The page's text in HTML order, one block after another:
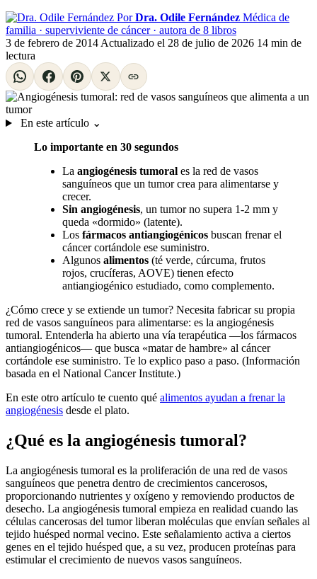
Por Dra. Odile Fernández Médica de
familia · superviviente de cáncer · autora de 8 libros
3 de febrero de 2014 Actualizado el 28 de julio de 2026 14 min de
lectura
En este artículo ⌄
Lo importante en 30 segundos
La angiogénesis tumoral es la red de vasos
sanguíneos que un tumor crea para alimentarse y
crecer.
Sin angiogénesis, un tumor no supera 1-2 mm y
queda «dormido» (latente).
Los fármacos antiangiogénicos buscan frenar el
cáncer cortándole ese suministro.
Algunos alimentos (té verde, cúrcuma, frutos
rojos, crucíferas, AOVE) tienen efecto
antiangiogénico estudiado, como complemento.
¿Cómo crece y se extiende un tumor? Necesita fabricar su propia
red de vasos sanguíneos para alimentarse: es la angiogénesis
tumoral. Entenderla ha abierto una vía terapéutica —los fármacos
antiangiogénicos— que busca «matar de hambre» al cáncer
cortándole ese suministro. Te lo explico paso a paso. (Información
basada en el National Cancer Institute.)
En este otro artículo te cuento qué alimentos ayudan a frenar la
angiogénesis desde el plato.
¿Qué es la angiogénesis tumoral?
La angiogénesis tumoral es la proliferación de una red de vasos
sanguíneos que penetra dentro de crecimientos cancerosos,
proporcionando nutrientes y oxígeno y removiendo productos de
desecho. La angiogénesis tumoral empieza en realidad cuando las
células cancerosas del tumor liberan moléculas que envían señales al
tejido huésped normal vecino. Este señalamiento activa a ciertos
genes en el tejido huésped que, a su vez, producen proteínas para
estimular el crecimiento de nuevos vasos sanguíneos.